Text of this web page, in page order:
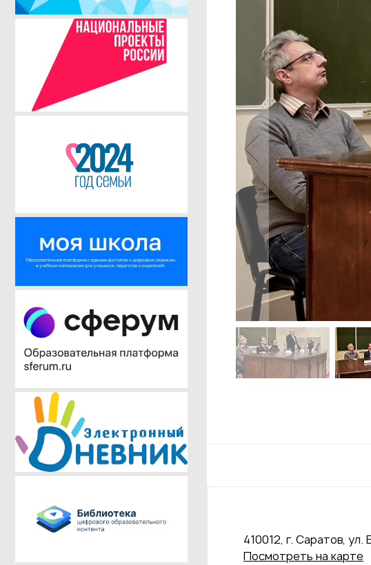
410012, г. Саратов, ул.
Посмотреть на карте